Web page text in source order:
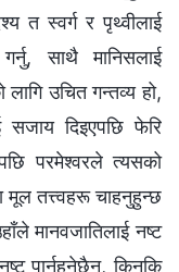
त स्वर्ग र पृथ्वीलाई
साथै मानिसलाई
उचित गन्तव्य हो,
सजाय दिइएपछि फेरि
परमेश्‍वरले त्यसको
मूल तत्त्वहरू चाहनुहुन्छ
मानवजातिलाई नष्ट
पार्नुहुनेछैन, किनकि